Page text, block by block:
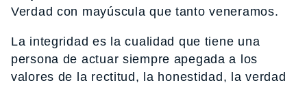
Verdad con mayúscula que tanto veneramos.
La integridad es la cualidad que tiene una
persona de actuar siempre apegada a los
valores de la rectitud, la honestidad, la verdad